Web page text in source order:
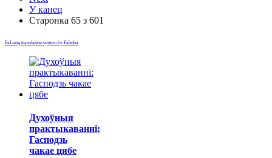
У канец
Старонка 65 з 601
FaLang translation system by Faboba
Духоўныя
практыкаванні:
Гасподзь
чакае цябе